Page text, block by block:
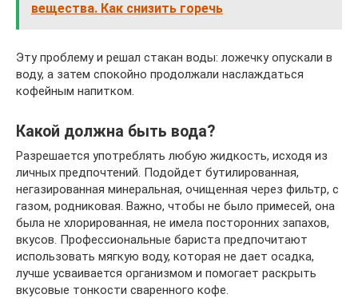
вещества. Как снизить горечь
Эту проблему и решал стакан воды: ложечку опускали в
воду, а затем спокойно продолжали наслаждаться
кофейным напитком.
Какой должна быть вода?
Разрешается употреблять любую жидкость, исходя из
личных предпочтений. Подойдет бутилированная,
негазированная минеральная, очищенная через фильтр, с
газом, родниковая. Важно, чтобы не было примесей, она
была не хлорированная, не имела посторонних запахов,
вкусов. Профессиональные бариста предпочитают
использовать мягкую воду, которая не дает осадка,
лучше усваивается организмом и помогает раскрыть
вкусовые тонкости сваренного кофе.